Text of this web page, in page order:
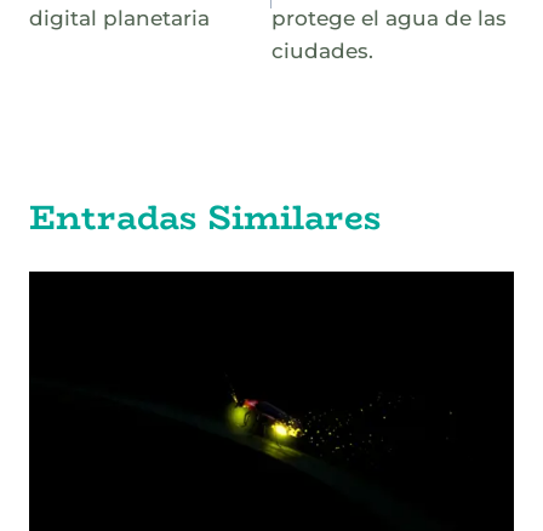
digital planetaria
protege el agua de las
ciudades.
Entradas Similares